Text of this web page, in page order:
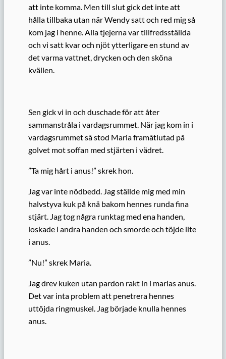
att inte komma. Men till slut gick det inte att
hålla tillbaka utan när Wendy satt och red mig så
kom jag i henne. Alla tjejerna var tillfredsställda
och vi satt kvar och njöt ytterligare en stund av
det varma vattnet, drycken och den sköna
kvällen.
Sen gick vi in och duschade för att åter
sammanstråla i vardagsrummet. När jag kom in i
vardagsrummet så stod Maria framåtlutad på
golvet mot soffan med stjärten i vädret.
”Ta mig hårt i anus!” skrek hon.
Jag var inte nödbedd. Jag ställde mig med min
halvstyva kuk på knä bakom hennes runda fina
stjärt. Jag tog några runktag med ena handen,
loskade i andra handen och smorde och töjde lite
i anus.
”Nu!” skrek Maria.
Jag drev kuken utan pardon rakt in i marias anus.
Det var inta problem att penetrera hennes
uttöjda ringmuskel. Jag började knulla hennes
anus.